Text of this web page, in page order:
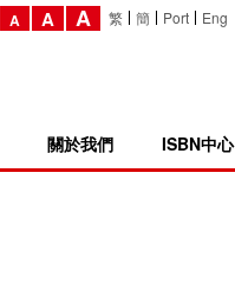
A A A 繁 簡 Port Eng
關於我們 ISBN中心